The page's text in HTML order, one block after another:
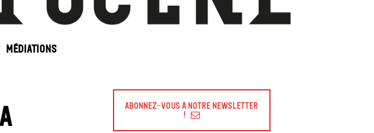
MÉDIATIONS
Abonnez-vous à Notre Newsletter
!